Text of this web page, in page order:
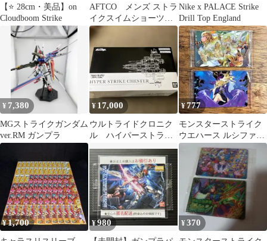
【⭐️ 28cm・美品】on
Cloudboom Strike
AFTCO メンズ ストラ
イクスイムショーツ S
サイズ ベージュ 美
品
Nike x PALACE Strike
Drill Top England
¥ 7,380
MGストライクガンダム
ver.RM ガンプラ
¥ 17,000
ウルトライドクロニク
ル ハイパーストライ
クチェスター
¥777
モンスターストライク
ウエハース ルシファー
vr ウリエルvr
¥1,700 ¥980 ¥370